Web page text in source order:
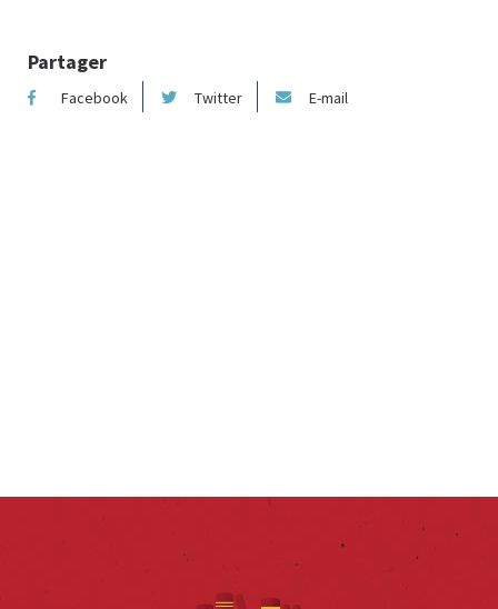
Partager
Facebook Twitter E-mail